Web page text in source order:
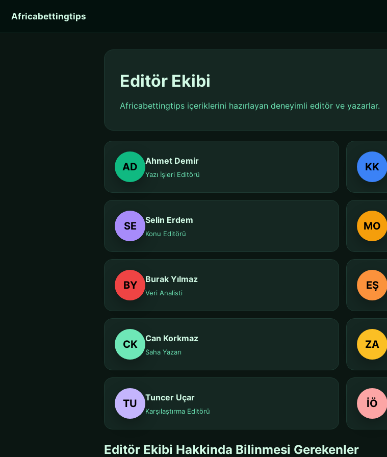
Africabettingtips
Editör Ekibi
Africabettingtips içeriklerini hazırlayan deneyimli editör ve yazarlar.
AD
Ahmet Demir
Yazı İşleri Editörü
KK
SE
Selin Erdem
Konu Editörü
MO
BY
Burak Yılmaz
Veri Analisti
EŞ
CK
Can Korkmaz
Saha Yazarı
ZA
TU
Tuncer Uçar
Karşılaştırma Editörü
İÖ
Editör Ekibi Hakkinda Bilinmesi Gerekenler